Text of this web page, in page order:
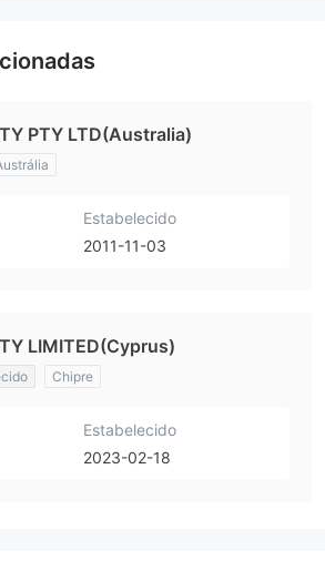
PTY LTD(Australia)
Estabelecido
2011-11-03
LIMITED(Cyprus)
Chipre
Estabelecido
2023-02-18